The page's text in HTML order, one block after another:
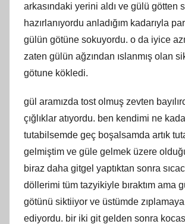
arkasındaki yerini aldı ve gülü götten
hazırlanıyordu anladığım kadarıyla
gülün götüne sokuyordu. o da iyice
zaten gülün ağzından ıslanmış olan
götune kökledi.
gül aramızda tost olmuş zevten
çığlıklar atıyordu. ben kendimi ne
tutabilsemde geç boşalsamda artık
gelmiştim ve güle gelmek üzere
biraz daha gitgel yaptıktan sonra
döllerimi tüm tazyikiyle bıraktım ama
götünü siktiiyor ve üstümde
ediyordu. bir iki git gelden sonra